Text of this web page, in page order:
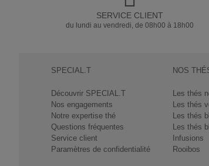
SERVICE CLIENT
du lundi au vendredi, de 08h00 à 18h00
SPECIAL.T
Découvrir SPECIAL.T
Nos engagements
Notre expertise thé
Questions fréquentes
Service client
Paramètres de confidentialité
NOS
Les thés
Les thés
Les thés
Les thés
Infusions
Rooibos